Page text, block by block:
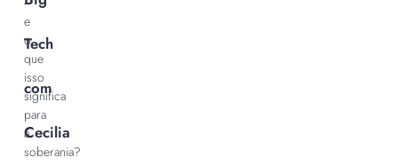
Tech
com
Cecilia
e
o
que
isso
significa
para
a
soberania?